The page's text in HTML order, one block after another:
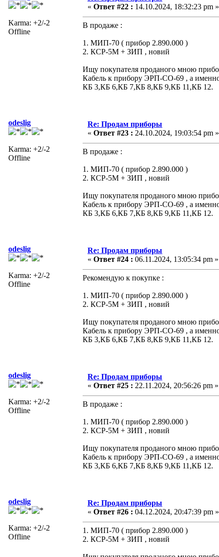
Karma: +2/-2
Offline
« Ответ #22 : 14.10.2024, 18:32:23 pm »
В продаже :
1. МИП-70 ( прибор 2.890.000 )
2. КСР-5М + ЗИП , новий
Ищу покупателя проданого мною
Кабель к прибору ЭРП-СО-69 , а
КБ 3,КБ 6,КБ 7,КБ 8,КБ 9,КБ 11,КБ 12.
odeslig
Karma: +2/-2
Offline
Re: Продам приборы
« Ответ #23 : 24.10.2024, 19:03:54 pm »
В продаже :
1. МИП-70 ( прибор 2.890.000 )
2. КСР-5М + ЗИП , новий
Ищу покупателя проданого мною
Кабель к прибору ЭРП-СО-69 , а
КБ 3,КБ 6,КБ 7,КБ 8,КБ 9,КБ 11,КБ 12.
odeslig
Karma: +2/-2
Offline
Re: Продам приборы
« Ответ #24 : 06.11.2024, 13:05:34 pm »
Рекомендую к покупке :
1. МИП-70 ( прибор 2.890.000 )
2. КСР-5М + ЗИП , новий
Ищу покупателя проданого мною
Кабель к прибору ЭРП-СО-69 , а
КБ 3,КБ 6,КБ 7,КБ 8,КБ 9,КБ 11,КБ 12.
odeslig
Karma: +2/-2
Offline
Re: Продам приборы
« Ответ #25 : 22.11.2024, 20:56:26 pm »
В продаже :
1. МИП-70 ( прибор 2.890.000 )
2. КСР-5М + ЗИП , новий
Ищу покупателя проданого мною
Кабель к прибору ЭРП-СО-69 , а
КБ 3,КБ 6,КБ 7,КБ 8,КБ 9,КБ 11,КБ 12.
odeslig
Karma: +2/-2
Offline
Re: Продам приборы
« Ответ #26 : 04.12.2024, 20:47:39 pm »
1. МИП-70 ( прибор 2.890.000 )
2. КСР-5М + ЗИП , новий